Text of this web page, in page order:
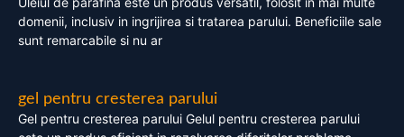
domenii, inclusiv in ingrijirea si tratarea parului. Beneficiile sale
sunt remarcabile si nu ar
gel pentru cresterea parului
Gel pentru cresterea parului Gelul pentru cresterea parului